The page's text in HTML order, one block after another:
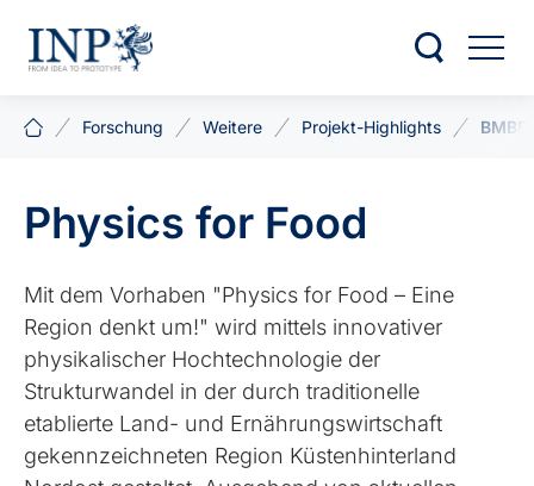
Forschung Weitere Projekt-Highlights
Physics for Food
Mit dem Vorhaben "Physics for Food – Eine
Region denkt um!" wird mittels innovativer
physikalischer Hochtechnologie der
Strukturwandel in der durch traditionelle
etablierte Land- und Ernährungswirtschaft
gekennzeichneten Region Küstenhinterland